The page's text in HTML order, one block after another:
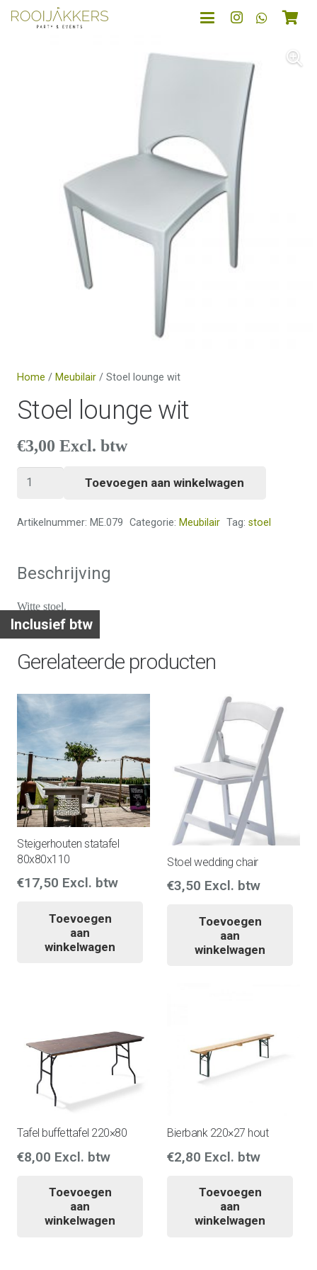
Inclusief btw
Home / Meubilair / Stoel lounge wit
Stoel lounge wit
€3,00 Excl. btw
wit
Toevoegen aan winkelwagen
Artikelnummer: ME.079 Categorie: Meubilair Tag: stoel
Beschrijving
Witte stoel.
Gerelateerde producten
Steigerhouten statafel
80x80x110
€17,50 Excl. btw
Toevoegen
aan
winkelwagen
Stoel wedding chair
€3,50 Excl. btw
Toevoegen
aan
winkelwagen
Tafel buffettafel 220×80
€8,00 Excl. btw
Toevoegen
aan
winkelwagen
Bierbank 220×27 hout
€2,80 Excl. btw
Toevoegen
aan
winkelwagen